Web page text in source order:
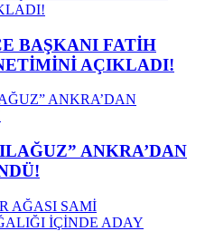
BAŞKANI FATİH
AÇIKLADI!
ANKRA’DAN